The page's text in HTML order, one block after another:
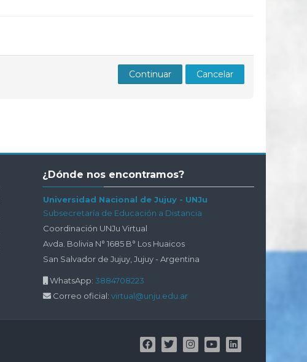
Continuar Cancelar
¿Dónde
¿Dónde nos encontramos?
Universidad Nacional de Jujuy - UNJu
Subsecretaría de Educación a Distancia
Coordinación UNJu Virtual
Avda. Bolivia N° 1685 B° Los Huaicos
San Salvador de Jujuy, Jujuy - Argentina
WhatsApp: 3884708223
Correo oficial:virtual@unju.edu.ar